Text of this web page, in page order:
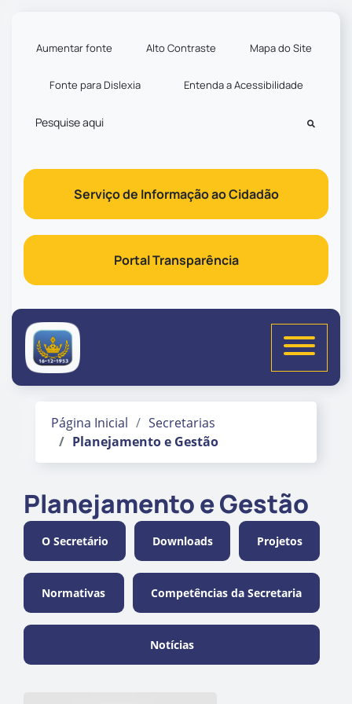
Ir para o menu [alt+2]
Ir para o rodapé [alt+4]
Aumentar fonte Alto Contraste Mapa do Site
Fonte para Dislexia Entenda a Acessibilidade
Pesquisar
Serviço de Informação ao Cidadão
Portal Transparência
Seção do menu principal
Página Inicial
Secretarias
Planejamento e Gestão
Planejamento e Gestão
O Secretário Downloads Projetos
Normativas Competências da Secretaria
Notícias